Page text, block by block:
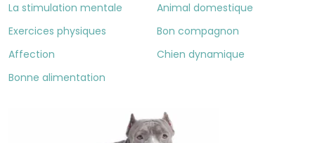
La stimulation mentale
Exercices physiques
Affection
Bonne alimentation
Animal domestique
Bon compagnon
Chien dynamique